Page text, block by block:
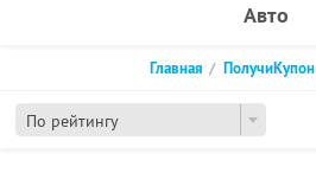
Авто
По рейтингу
Главная ПолучиКупон